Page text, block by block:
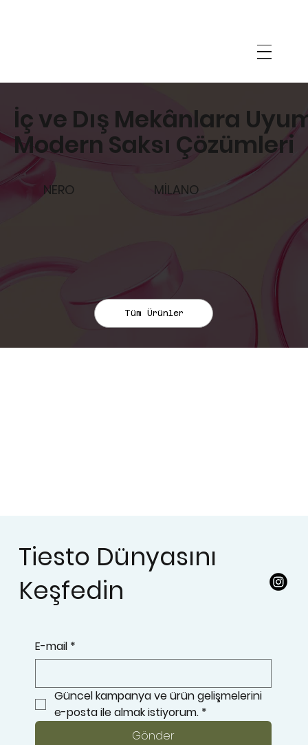
İç ve Dış Mekânlara
Modern Saksı Çözümleri
NERO MİLANO
Tüm Ürünler
Tiesto Dünyasını
Keşfedin
E-mail *
Güncel kampanya ve ürün gelişmelerini
e-posta ile almak istiyorum. *
Gönder